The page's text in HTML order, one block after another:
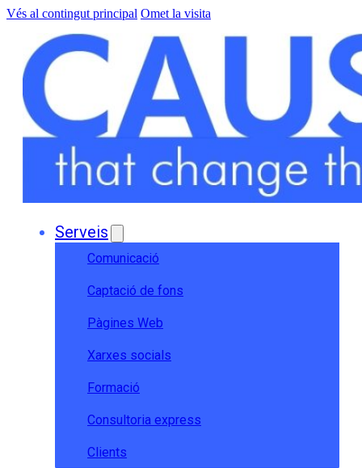
Vés al contingut principal Omet la visita
Serveis
Comunicació
Captació de fons
Pàgines Web
Xarxes socials
Formació
Consultoria express
Clients